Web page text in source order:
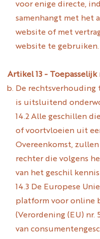
voor enige directe,
samenhangt met het
website of met
website te gebruiken.
Artikel 13 -
De rechtsverhouding
is uitsluitend
14.2 Alle geschillen
of voortvloeien uit
Overeenkomst,
rechter die volgens
van het geschil
14.3 De Europese
platform voor online
(Verordening (EU) nr.
van